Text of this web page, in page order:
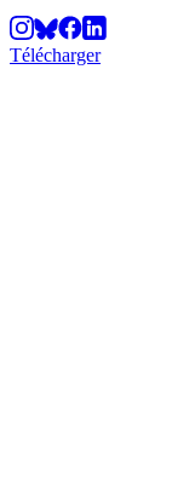
Télécharger